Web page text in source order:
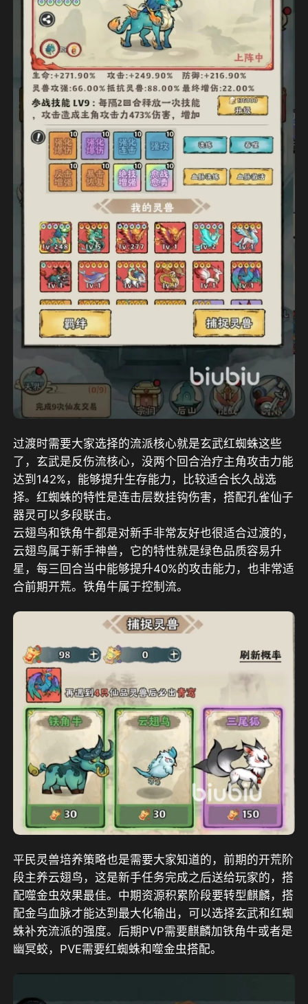
过渡时需要大家选择的流派核心就是玄武红蜘蛛这些
了，玄武是反伤流核心，没两个回合治疗主角攻击力能
达到142%，能够提升生存能力，比较适合长久战选
择。红蜘蛛的特性是连击层数挂钩伤害，搭配孔雀仙子
器灵可以多段联击。
云翅鸟和铁角牛都是对新手非常友好也很适合过渡的，
云翅鸟属于新手神兽，它的特性就是绿色品质容易升
星，每三回合当中能够提升40%的攻击能力，也非常适
合前期开荒。铁角牛属于控制流。
平民灵兽培养策略也是需要大家知道的，前期的开荒阶
段主养云翅鸟，这是新手任务完成之后送给玩家的，搭
配噬金虫效果最佳。中期资源积累阶段要转型麒麟，搭
配金乌血脉才能达到最大化输出，可以选择玄武和红蜘
蛛补充流派的强度。后期PVP需要麒麟加铁角牛或者是
幽冥蛟，PVE需要红蜘蛛和噬金虫搭配。